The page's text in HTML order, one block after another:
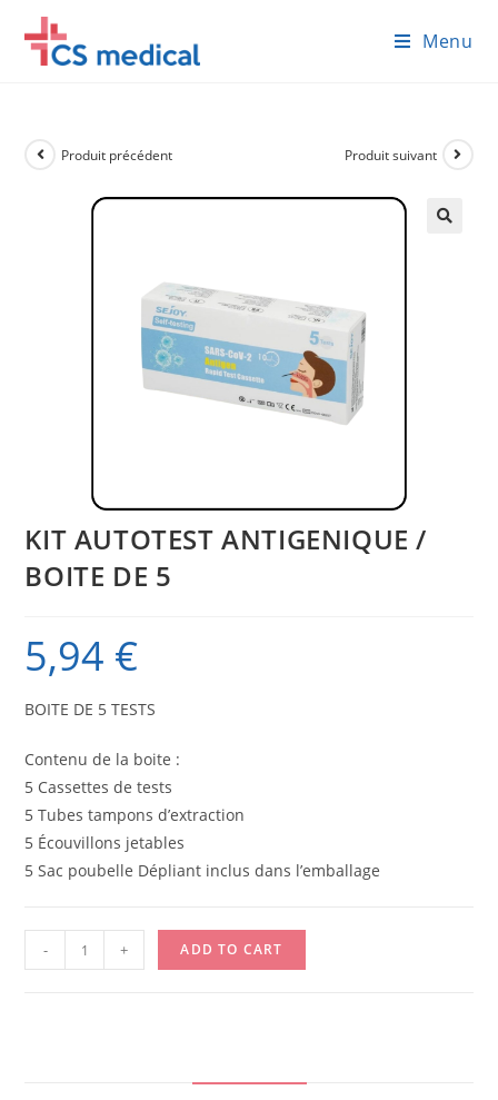
content
Menu
Produit précédent Produit suivant
KIT AUTOTEST ANTIGENIQUE /
BOITE DE 5
5,94 €
BOITE DE 5 TESTS
Contenu de la boite :
5 Cassettes de tests
5 Tubes tampons d’extraction
5 Écouvillons jetables
5 Sac poubelle Dépliant inclus dans l’emballage
AUTOTEST
- + ADD TO CART